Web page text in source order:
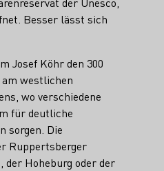
Besser lässt sich
Josef Köhr den 300
westlichen
wo verschiedene
für deutliche
sorgen. Die
Ruppertsberger
der Hoheburg oder der